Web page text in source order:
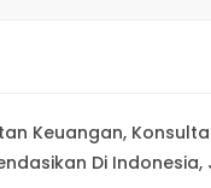
Keuangan,
Di